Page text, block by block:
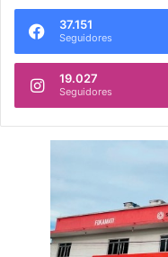
37.151
Seguidores
19.027
Seguidores